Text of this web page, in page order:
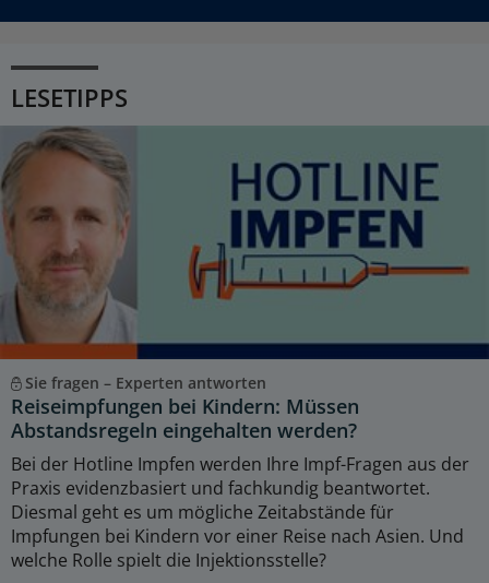
LESETIPPS
Sie fragen – Experten antworten
Reiseimpfungen bei Kindern: Müssen
Abstandsregeln eingehalten werden?
Bei der Hotline Impfen werden Ihre Impf-Fragen aus der
Praxis evidenzbasiert und fachkundig beantwortet.
Diesmal geht es um mögliche Zeitabstände für
Impfungen bei Kindern vor einer Reise nach Asien. Und
welche Rolle spielt die Injektionsstelle?